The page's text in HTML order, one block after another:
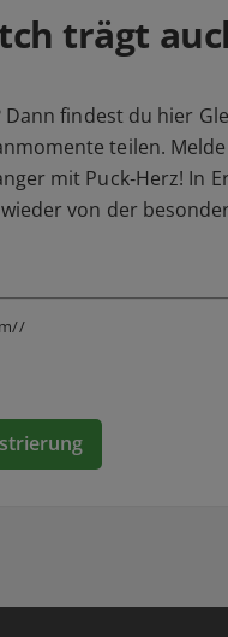
trägt
Dann findest du hier
teilen.
mit Puck‑Herz! In
von der